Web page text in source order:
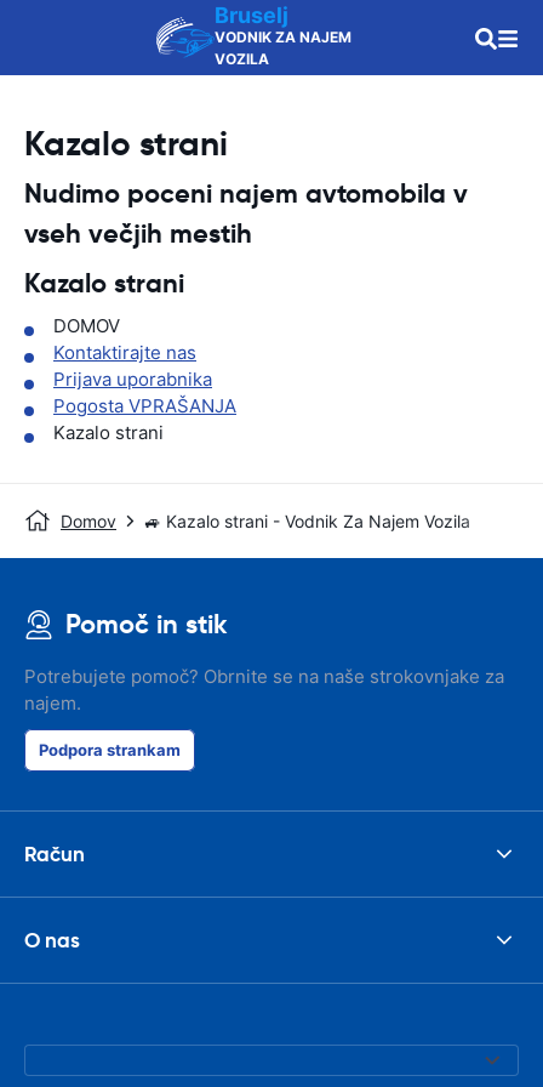
Bruselj
VODNIK ZA NAJEM
VOZILA
Kazalo strani
Nudimo poceni najem avtomobila v
vseh večjih mestih
Kazalo strani
DOMOV
Kontaktirajte nas
Prijava uporabnika
Pogosta VPRAŠANJA
Kazalo strani
Domov 🚙 Kazalo strani - Vodnik Za Najem Vozila
Pomoč in stik
Potrebujete pomoč? Obrnite se na naše strokovnjake za
najem.
Podpora strankam
Račun
O nas